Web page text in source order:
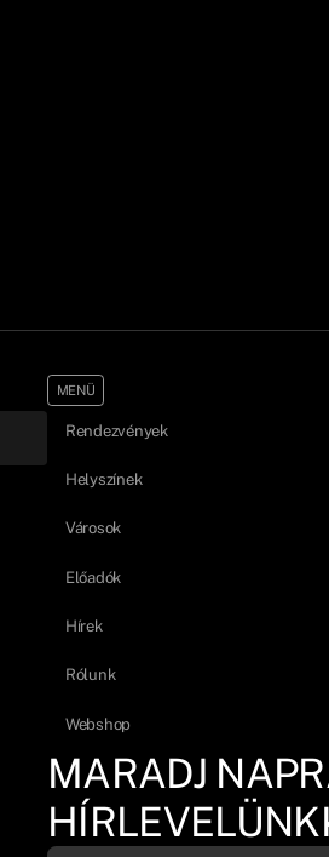
MENÜ
Rendezvények
Helyszínek
Városok
Előadók
Hírek
Rólunk
Webshop
MARADJ